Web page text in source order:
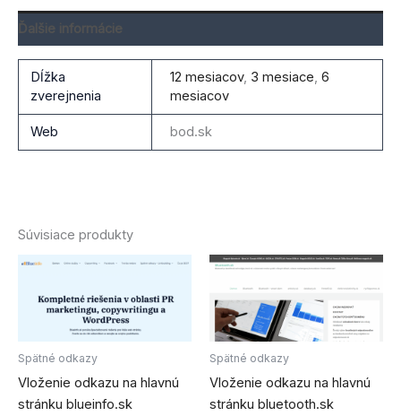
Ďalšie informácie
Dĺžka
zverejnenia
12 mesiacov, 3 mesiace 6
mesiacov
Web bod.sk
Súvisiace produkty
Spätné odkazy
Vloženie odkazu na hlavnú
stránku blueinfo.sk
Price
through
49,00 €
Tento
má
viacero
variantov.
Spätné odkazy
Vloženie odkazu na hlavnú
stránku bluetooth.sk
Price
18,00 €
through
49,00 €
Tento